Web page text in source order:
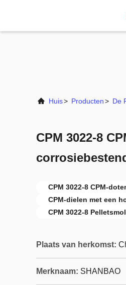
Huis> Producten> De
CPM 3022-8
CPM 3022-8 CPM-
CPM-dielen met een
CPM 3022-8
Plaats van herkomst:
Merknaam: SHANBAO